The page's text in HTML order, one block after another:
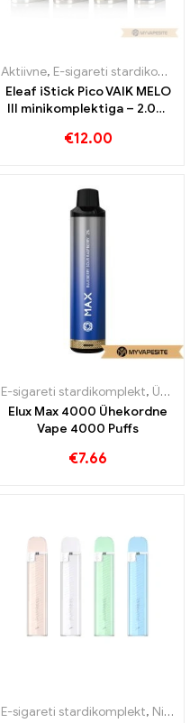
Aktiivne, E-sigareti stardikomplekt
Eleaf iStick Pico VAIK MELO
III minikomplektiga – 2.0ml
Kohandatud
€12.00
E-sigareti stardikomplekt, Ühekordsed e-sigaretid
Elux Max 4000 Ühekordne
Vape 4000 Puffs
€7.66
E-sigareti stardikomplekt, Nikotiiniga ühekordne e-sigaret